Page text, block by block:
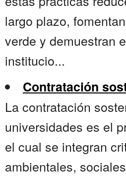
largo plazo,
verde y demuestran
institucio...
Contratación
La contratación
universidades es el
el cual se integran
ambientales,